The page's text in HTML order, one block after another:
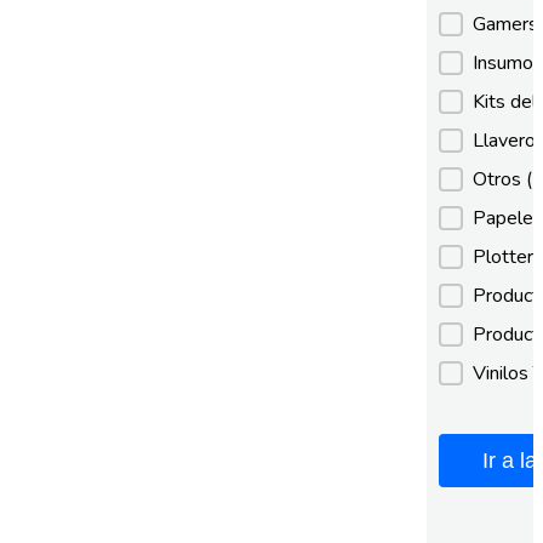
Gamers
Kits
Otros
Vinilos
Ir a la